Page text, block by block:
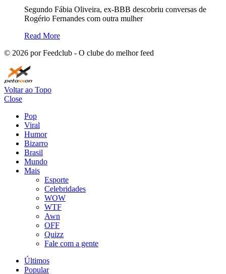
Segundo Fábia Oliveira, ex-BBB descobriu conversas de
Rogério Fernandes com outra mulher
Read More
© 2026 por Feedclub - O clube do melhor feed
Voltar ao Topo
Close
Pop
Viral
Humor
Bizarro
Brasil
Mundo
Mais
Esporte
Celebridades
WOW
WTF
Awn
OFF
Quizz
Fale com a gente
Últimos
Popular